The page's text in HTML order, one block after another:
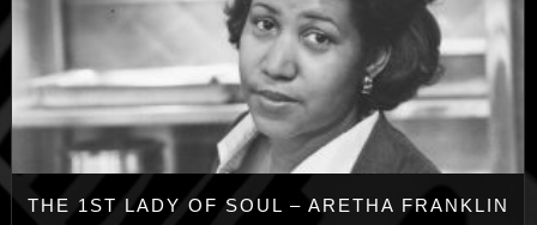
THE 1ST LADY OF SOUL – ARETHA FRANKLIN